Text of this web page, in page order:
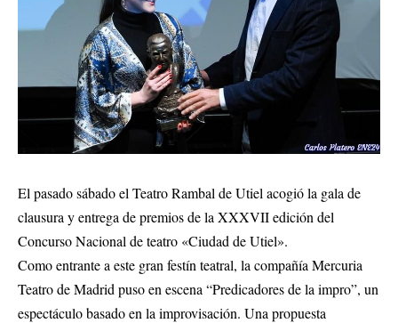
El pasado sábado el Teatro Rambal de Utiel acogió la gala de
clausura y entrega de premios de la XXXVII edición del
Concurso Nacional de teatro «Ciudad de Utiel».
Como entrante a este gran festín teatral, la compañía Mercuria
Teatro de Madrid puso en escena “Predicadores de la impro”, un
espectáculo basado en la improvisación. Una propuesta